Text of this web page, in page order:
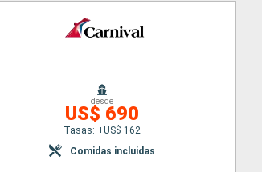
desde
US$ 690
Tasas: +US$ 162
Comidas incluidas